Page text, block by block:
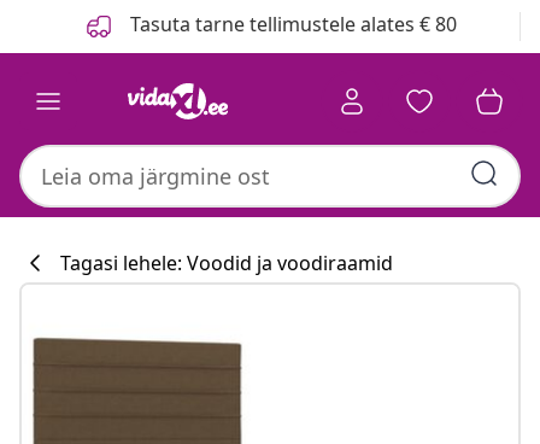
Tasuta tarne tellimustele alates € 80
Tagasi lehele: Voodid ja voodiraamid